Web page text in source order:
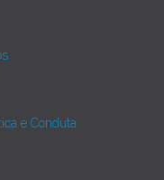
e Conduta